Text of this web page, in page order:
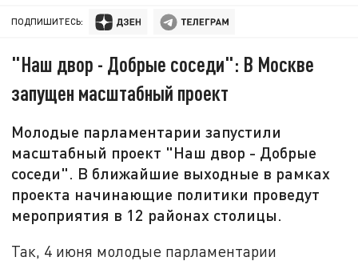
ПОДПИШИТЕСЬ:
"Наш двор - Добрые соседи": В Москве
запущен масштабный проект
Молодые парламентарии запустили
масштабный проект "Наш двор - Добрые
соседи". В ближайшие выходные в рамках
проекта начинающие политики проведут
мероприятия в 12 районах столицы.
Так, 4 июня молодые парламентарии